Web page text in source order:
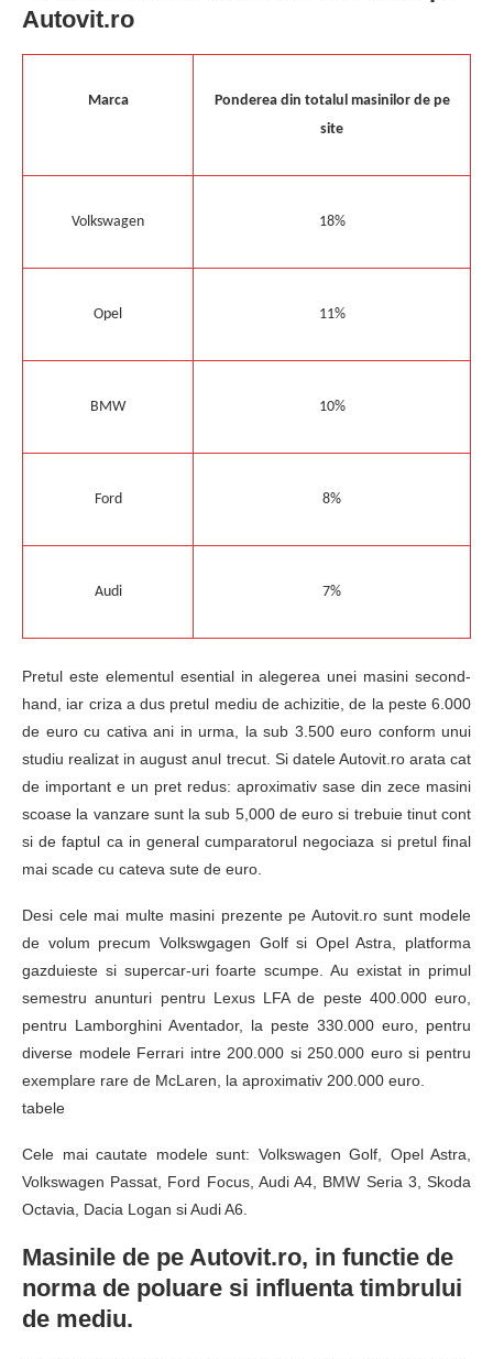
Autovit.ro
Marca
Ponderea din totalul masinilor de pe
site
Volkswagen 18%
Opel 11%
BMW 10%
Ford 8%
Audi 7%
Pretul este elementul esential in alegerea unei masini second-
hand, iar criza a dus pretul mediu de achizitie, de la peste 6.000
de euro cu cativa ani in urma, la sub 3.500 euro conform unui
studiu realizat in august anul trecut. Si datele Autovit.ro arata cat
de important e un pret redus: aproximativ sase din zece masini
scoase la vanzare sunt la sub 5,000 de euro si trebuie tinut cont
si de faptul ca in general cumparatorul negociaza si pretul final
mai scade cu cateva sute de euro.
Desi cele mai multe masini prezente pe Autovit.ro sunt modele
de volum precum Volkswgagen Golf si Opel Astra, platforma
gazduieste si supercar-uri foarte scumpe. Au existat in primul
semestru anunturi pentru Lexus LFA de peste 400.000 euro,
pentru Lamborghini Aventador, la peste 330.000 euro, pentru
diverse modele Ferrari intre 200.000 si 250.000 euro si pentru
exemplare rare de McLaren, la aproximativ 200.000 euro.
tabele
Cele mai cautate modele sunt: Volkswagen Golf, Opel Astra,
Volkswagen Passat, Ford Focus, Audi A4, BMW Seria 3, Skoda
Octavia, Dacia Logan si Audi A6.
Masinile de pe Autovit.ro, in functie de
norma de poluare si influenta timbrului
de mediu.